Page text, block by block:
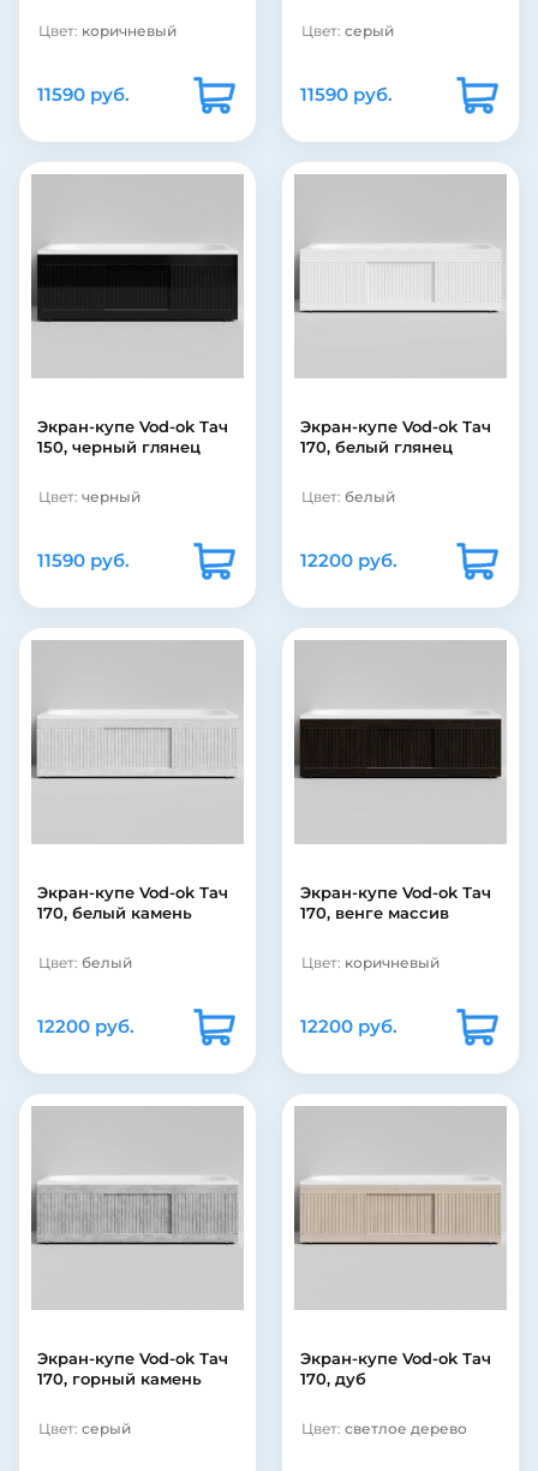
Цвет: коричневый
11590 руб.
Цвет: серый
11590 руб.
Экран-купе Vod-ok Тач
150, черный глянец
Цвет: черный
11590 руб.
Экран-купе Vod-ok Тач
170, белый глянец
Цвет: белый
12200 руб.
Экран-купе Vod-ok Тач
170, белый камень
Цвет: белый
12200 руб.
Экран-купе Vod-ok Тач
170, венге массив
Цвет: коричневый
12200 руб.
Экран-купе Vod-ok Тач
170, горный камень
Цвет: серый
Экран-купе Vod-ok Тач
170, дуб
Цвет: светлое дерево